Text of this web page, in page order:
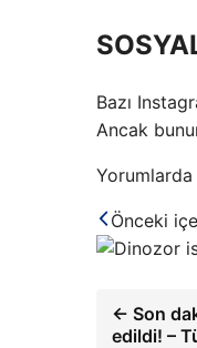
Bazı
Ancak
Yorumlarda
Önceki
← Son
edildi! –